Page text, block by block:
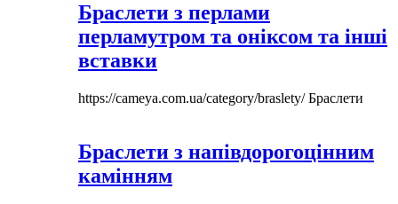
Браслети з перлами
перламутром та оніксом та інші
вставки
https://cameya.com.ua/category/braslety/Браслети
Браслети з напівдорогоцінним
камінням